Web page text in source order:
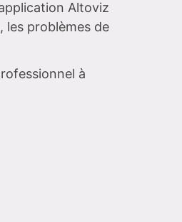
Altoviz
les problèmes de
à